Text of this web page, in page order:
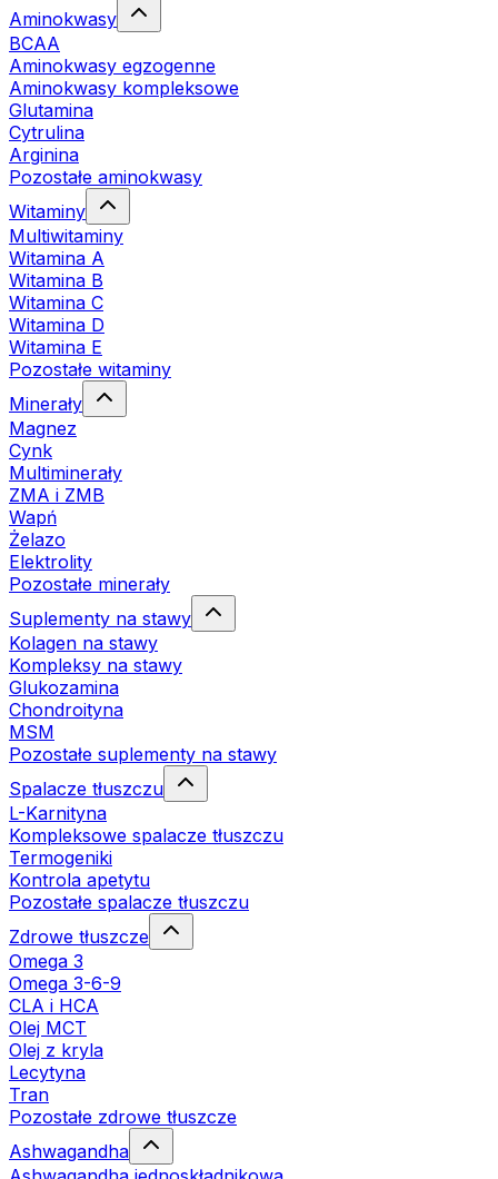
Aminokwasy
BCAA
Aminokwasy egzogenne
Aminokwasy kompleksowe
Glutamina
Cytrulina
Arginina
Pozostałe aminokwasy
Witaminy
Multiwitaminy
Witamina A
Witamina B
Witamina C
Witamina D
Witamina E
Pozostałe witaminy
Minerały
Magnez
Cynk
Multiminerały
ZMA i ZMB
Wapń
Żelazo
Elektrolity
Pozostałe minerały
Suplementy na stawy
Kolagen na stawy
Kompleksy na stawy
Glukozamina
Chondroityna
MSM
Pozostałe suplementy na stawy
Spalacze tłuszczu
L-Karnityna
Kompleksowe spalacze tłuszczu
Termogeniki
Kontrola apetytu
Pozostałe spalacze tłuszczu
Zdrowe tłuszcze
Omega 3
Omega 3-6-9
CLA i HCA
Olej MCT
Olej z kryla
Lecytyna
Tran
Pozostałe zdrowe tłuszcze
Ashwagandha